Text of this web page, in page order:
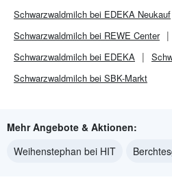
Schwarzwaldmilch bei EDEKA Neukauf
Schwarzwaldmilch bei REWE Center
Schwarzwaldmilch bei EDEKA
Schwarzwaldmilch bei SBK-Markt
Mehr Angebote & Aktionen:
Weihenstephan bei HIT